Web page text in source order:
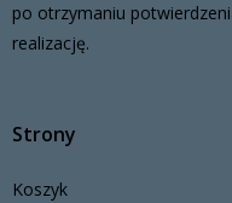
po otrzymaniu
realizację.
Strony
Koszyk